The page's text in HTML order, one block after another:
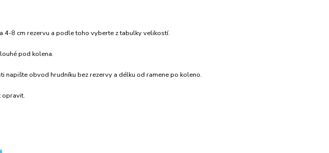
4-8 cm rezervu a podle toho vyberte z tabulky velikostí.
pod kolena.
obvod hrudníku bez rezervy a délku od ramene po koleno.
opravit.